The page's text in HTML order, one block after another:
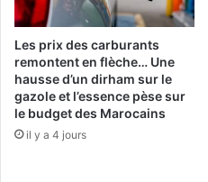
Les prix des carburants
remontent en flèche… Une
hausse d’un dirham sur le
gazole et l’essence pèse sur
le budget des Marocains
il y a 4 jours